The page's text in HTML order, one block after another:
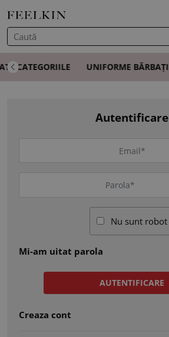
CATEGORIILE UNIFORME BĂRBAȚI
Autentificare
Nu sunt robot
Mi-am uitat parola
AUTENTIFICARE
Creaza cont